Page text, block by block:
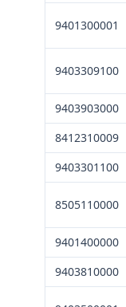
9401300001
9403309100
9403903000
8412310009
9403301100
8505110000
9401400000
9403810000